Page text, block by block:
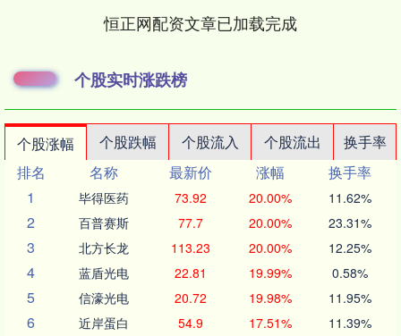
恒正网配资文章已加载完成
个股实时涨跌榜
个股涨幅 个股跌幅 个股流入 个股流出
换手率
排名
名称 最新价 涨幅
换手率
1
毕得医药 73.92 20.00% 11.62%
2 百普赛斯 77.7 20.00% 23.31%
3 北方长龙 113.23 20.00% 12.25%
4 蓝盾光电 22.81 19.99% 0.58%
5 信濠光电 20.72 19.98% 11.95%
6 近岸蛋白 54.9 17.51% 11.39%